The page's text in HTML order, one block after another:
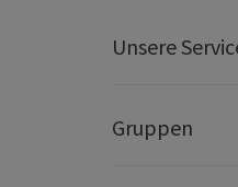
Unsere
Gruppen